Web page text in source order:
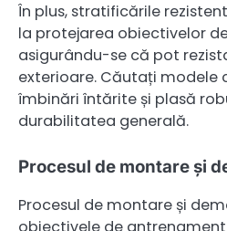
În plus, stratificările
la protejarea obiectivelor
asigurându-se că pot
exterioare. Căutați modele
îmbinări întărite și plasă
durabilitatea generală.
Procesul de montare și
Procesul de montare și